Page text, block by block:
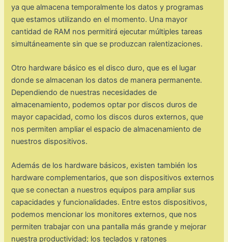
ya que almacena temporalmente los datos y programas
que estamos utilizando en el momento. Una mayor
cantidad de RAM nos permitirá ejecutar múltiples tareas
simultáneamente sin que se produzcan ralentizaciones.
Otro hardware básico es el disco duro, que es el lugar
donde se almacenan los datos de manera permanente.
Dependiendo de nuestras necesidades de
almacenamiento, podemos optar por discos duros de
mayor capacidad, como los discos duros externos, que
nos permiten ampliar el espacio de almacenamiento de
nuestros dispositivos.
Además de los hardware básicos, existen también los
hardware complementarios, que son dispositivos externos
que se conectan a nuestros equipos para ampliar sus
capacidades y funcionalidades. Entre estos dispositivos,
podemos mencionar los monitores externos, que nos
permiten trabajar con una pantalla más grande y mejorar
nuestra productividad; los teclados y ratones